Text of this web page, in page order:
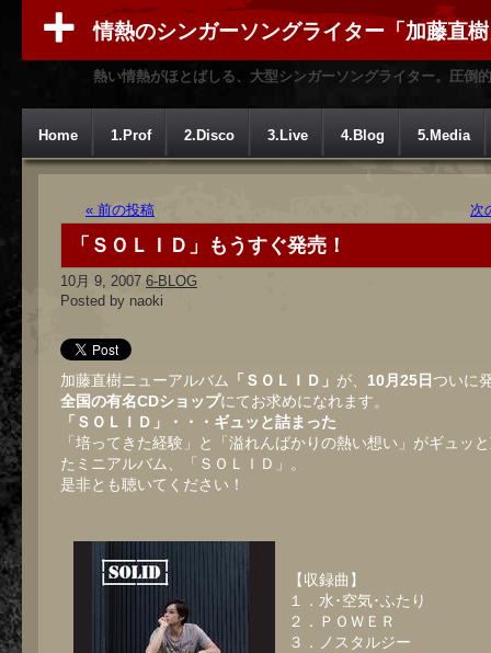
情熱のシンガーソングライター「加藤直
熱い情熱がほとばしる、大型シンガーソングライター。圧倒
Home 1.Prof 2.Disco 3.Live 4.Blog 5.Media
« 前の投稿 次
「ＳＯＬＩＤ」もうすぐ発売！
10月 9, 2007 6-BLOG
Posted by naoki
加藤直樹ニューアルバム 「ＳＯＬＩＤ」 が、 10月25日ついに
全国の有名CDショップにてお求めになれます。
「ＳＯＬＩＤ」・・・ギュッと詰まった
「培ってきた経験」と「溢れんばかりの熱い想い」がギュッ
たミニアルバム、「ＳＯＬＩＤ」。
是非とも聴いてください！
【収録曲】
１．水･空気･ふたり
２．ＰＯＷＥＲ
３．ノスタルジー